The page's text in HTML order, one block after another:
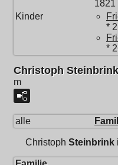
1821
Kinder
*
*
Christoph Steinbrink
m
alle
Christoph Steinbrink